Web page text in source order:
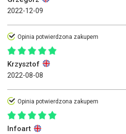
2022-12-09
Opinia potwierdzona zakupem
Krzysztof
2022-08-08
Opinia potwierdzona zakupem
Infoart